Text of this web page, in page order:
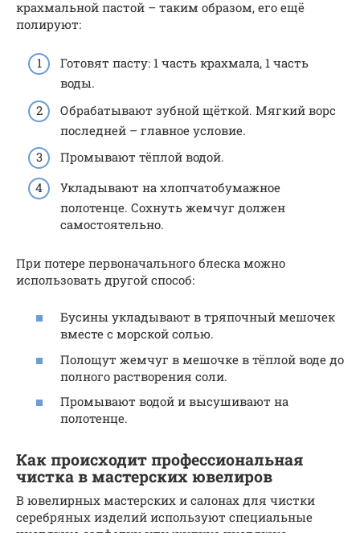
крахмальной пастой – таким образом, его ещё
полируют:
Готовят пасту: 1 часть крахмала, 1 часть
воды.
Обрабатывают зубной щёткой. Мягкий ворс
последней – главное условие.
Промывают тёплой водой.
Укладывают на хлопчатобумажное
полотенце. Сохнуть жемчуг должен
самостоятельно.
При потере первоначального блеска можно
использовать другой способ:
Бусины укладывают в тряпочный мешочек
вместе с морской солью.
Полощут жемчуг в мешочке в тёплой воде до
полного растворения соли.
Промывают водой и высушивают на
полотенце.
Как происходит профессиональная
чистка в мастерских ювелиров
В ювелирных мастерских и салонах для чистки
серебряных изделий используют специальные